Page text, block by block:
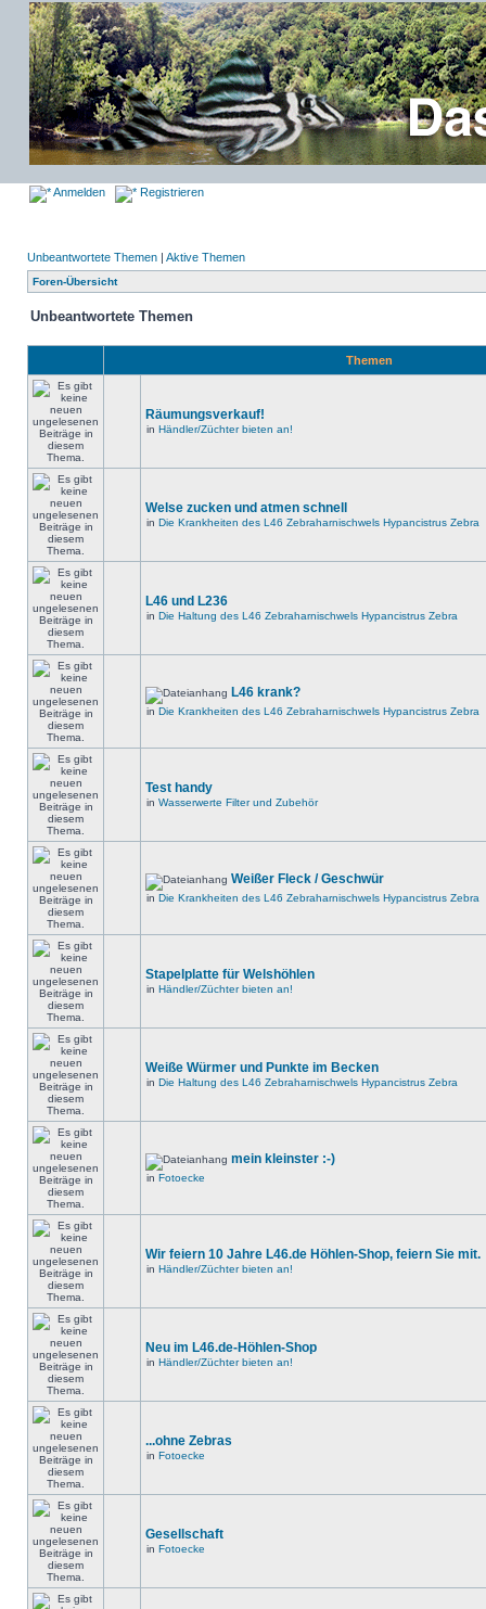
Anmelden Registrieren
Unbeantwortete Themen | Aktive Themen
Foren-Übersicht
Unbeantwortete Themen
Themen
Räumungsverkauf!
in Händler/Züchter bieten an!
Welse zucken und atmen schnell
in Die Krankheiten des L46 Zebraharnischwels Hypancistrus Zebra
L46 und L236
in Die Haltung des L46 Zebraharnischwels Hypancistrus Zebra
L46 krank?
in Die Krankheiten des L46 Zebraharnischwels Hypancistrus Zebra
Test handy
in Wasserwerte Filter und Zubehör
Weißer Fleck / Geschwür
in Die Krankheiten des L46 Zebraharnischwels Hypancistrus Zebra
Stapelplatte für Welshöhlen
in Händler/Züchter bieten an!
Weiße Würmer und Punkte im Becken
in Die Haltung des L46 Zebraharnischwels Hypancistrus Zebra
mein kleinster :-)
in Fotoecke
Wir feiern 10 Jahre L46.de Höhlen-Shop, feiern Sie mit.
in Händler/Züchter bieten an!
Neu im L46.de-Höhlen-Shop
in Händler/Züchter bieten an!
...ohne Zebras
in Fotoecke
Gesellschaft
in Fotoecke